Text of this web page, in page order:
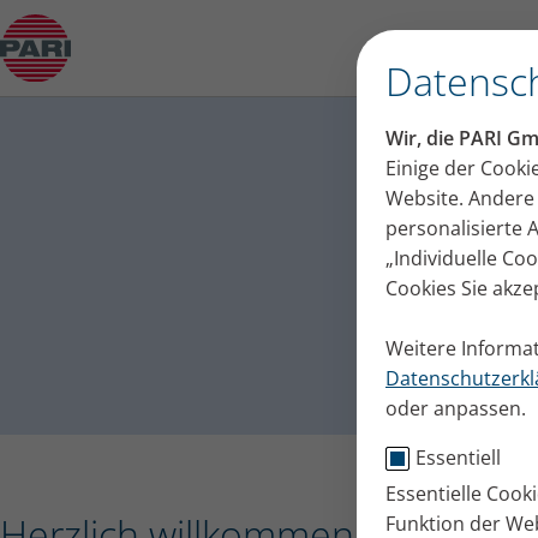
Wir, die PARI
Einige der
Website.
personalisierte
„Individuelle
Cookies Sie
Weitere
oder anpassen.
Essentiell
Essentielle
Funktion der
Presseinfo – PARI erhält die Auszeichnung
PARI